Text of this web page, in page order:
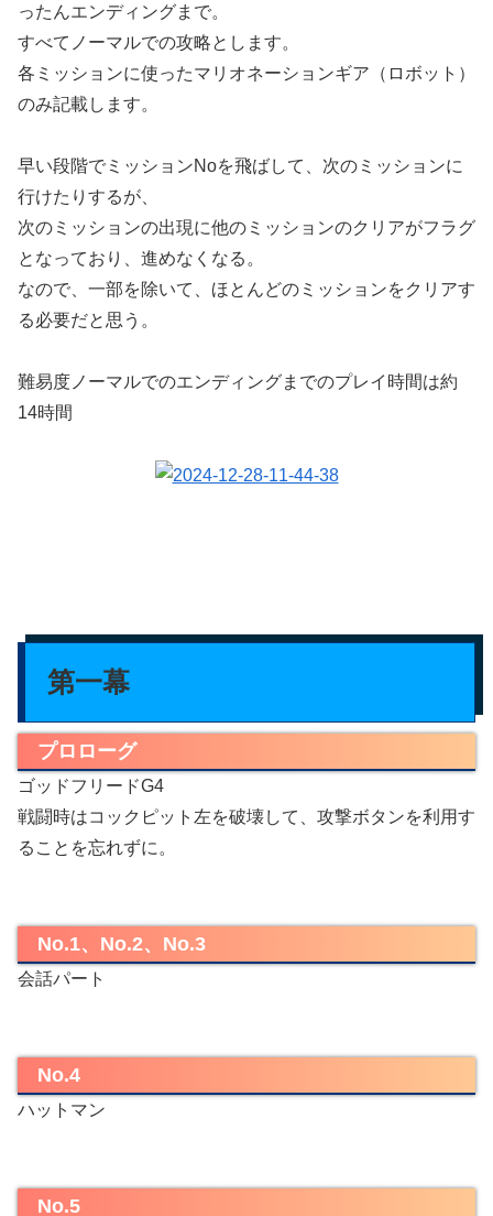
ったんエンディングまで。
すべてノーマルでの攻略とします。
各ミッションに使ったマリオネーションギア（ロボット）
のみ記載します。
早い段階でミッションNoを飛ばして、次のミッションに
行けたりするが、
次のミッションの出現に他のミッションのクリアがフラグ
となっており、進めなくなる。
なので、一部を除いて、ほとんどのミッションをクリアす
る必要だと思う。
難易度ノーマルでのエンディングまでのプレイ時間は約
14時間
第一幕
プロローグ
ゴッドフリードG4
戦闘時はコックピット左を破壊して、攻撃ボタンを利用す
ることを忘れずに。
No.1、No.2、No.3
会話パート
No.4
ハットマン
No.5